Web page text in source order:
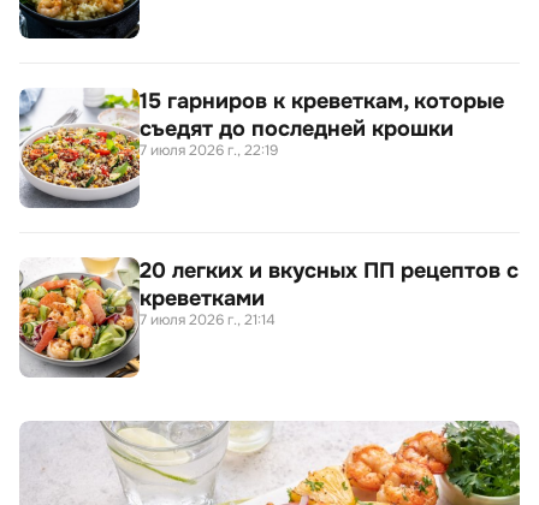
15 гарниров к креветкам, которые
съедят до последней крошки
7 июля 2026 г., 22:19
20 легких и вкусных ПП рецептов с
креветками
7 июля 2026 г., 21:14